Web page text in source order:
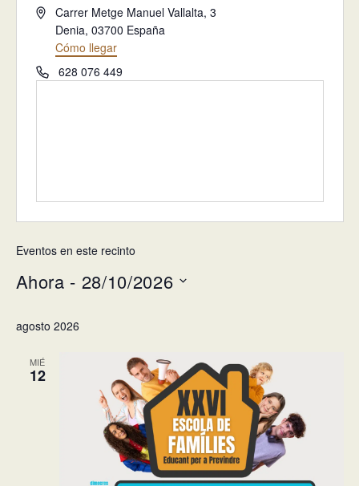
Dirección
Carrer Metge Manuel Vallalta, 3
Denia, 03700 España
Cómo llegar
Teléfono628 076 449
Eventos en este recinto
Ahora - 28/10/2026
la
agosto 2026
MIÉ
12